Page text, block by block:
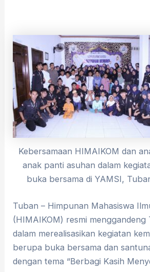
Kebersamaan HIMAIKOM dan
anak panti asuhan dalam
buka bersama di YAMSI,
Tuban – Himpunan Mahasiswa
(HIMAIKOM) resmi menggandeng
dalam merealisasikan kegiatan
berupa buka bersama dan
dengan tema “Berbagi Kasih